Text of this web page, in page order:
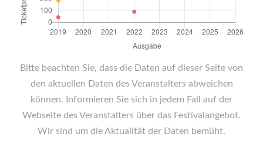
Bitte beachten Sie, dass die Daten auf dieser Seite von
den aktuellen Daten des Veranstalters abweichen
können. Informieren Sie sich in jedem Fall auf der
Webseite des Veranstalters über das Festivalangebot.
Wir sind um die Aktualität der Daten bemüht.